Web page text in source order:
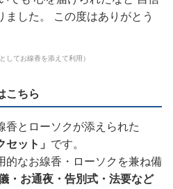
ました。 この度はありがとう
してお線香を添えて利用）
こちら
香とローソクが添えられた
セット」 です。
的なお線香・ローソクを兼ね備
・お通夜・告別式・法要など